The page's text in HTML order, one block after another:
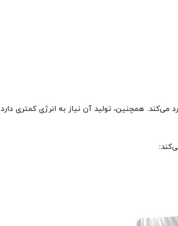
می‌کند. همچنین، تولید آن نیاز به انرژی کمتری